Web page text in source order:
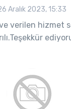
Aralık 2023, 15:33
verilen hizmet